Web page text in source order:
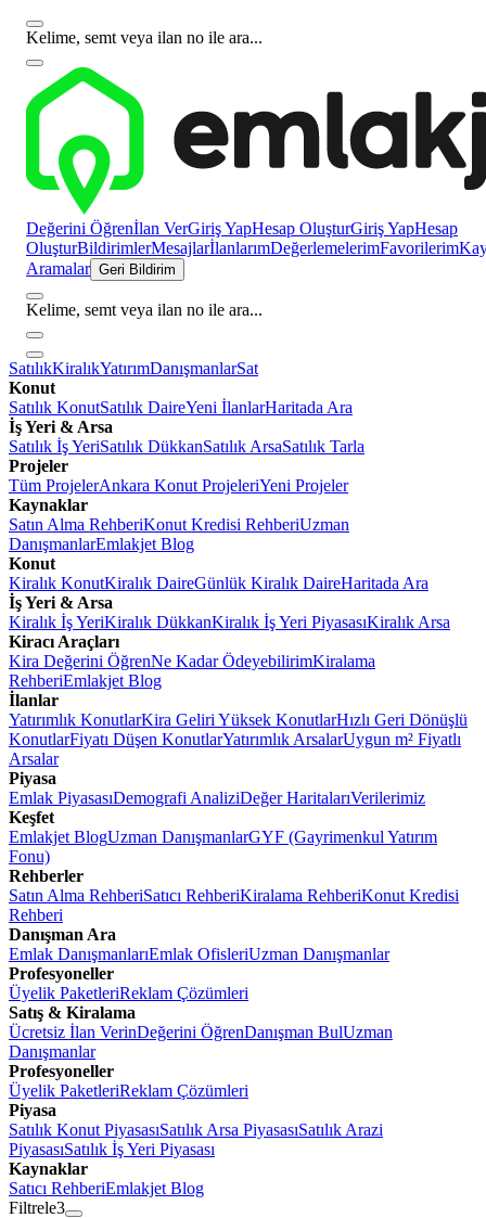
Kelime, semt veya ilan no ile ara...
Değerini Öğrenİlan VerGiriş YapHesap OluşturGiriş YapHesap
OluşturBildirimlerMesajlarİlanlarımDeğerlemelerimFavorilerim
Aramalar Geri Bildirim
Kelime, semt veya ilan no ile ara...
SatılıkKiralıkYatırımDanışmanlarSat
Konut
Satılık KonutSatılık DaireYeni İlanlarHaritada Ara
İş Yeri & Arsa
Satılık İş YeriSatılık DükkanSatılık ArsaSatılık Tarla
Projeler
Tüm ProjelerAnkara Konut ProjeleriYeni Projeler
Kaynaklar
Satın Alma RehberiKonut Kredisi RehberiUzman
DanışmanlarEmlakjet Blog
Konut
Kiralık KonutKiralık DaireGünlük Kiralık DaireHaritada Ara
İş Yeri & Arsa
Kiralık İş YeriKiralık DükkanKiralık İş Yeri PiyasasıKiralık Arsa
Kiracı Araçları
Kira Değerini ÖğrenNe Kadar ÖdeyebilirimKiralama
RehberiEmlakjet Blog
İlanlar
Yatırımlık KonutlarKira Geliri Yüksek KonutlarHızlı Geri Dönüşlü
KonutlarFiyatı Düşen KonutlarYatırımlık ArsalarUygun m² Fiyatlı
Arsalar
Piyasa
Emlak PiyasasıDemografi AnaliziDeğer HaritalarıVerilerimiz
Keşfet
Emlakjet BlogUzman DanışmanlarGYF (Gayrimenkul Yatırım
Fonu)
Rehberler
Satın Alma RehberiSatıcı RehberiKiralama RehberiKonut Kredisi
Rehberi
Danışman Ara
Emlak DanışmanlarıEmlak OfisleriUzman Danışmanlar
Profesyoneller
Üyelik PaketleriReklam Çözümleri
Satış & Kiralama
Ücretsiz İlan VerinDeğerini ÖğrenDanışman BulUzman
Danışmanlar
Profesyoneller
Üyelik PaketleriReklam Çözümleri
Piyasa
Satılık Konut PiyasasıSatılık Arsa PiyasasıSatılık Arazi
PiyasasıSatılık İş Yeri Piyasası
Kaynaklar
Satıcı RehberiEmlakjet Blog
Filtrele3